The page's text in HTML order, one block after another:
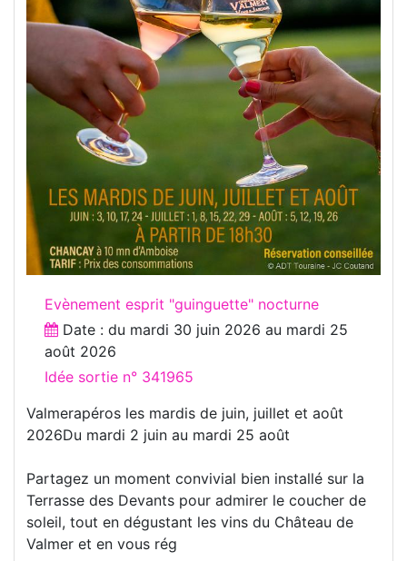
Evènement esprit "guinguette" nocturne
Date : du mardi 30 juin 2026 au mardi 25
août 2026
Idée sortie n° 341965
Valmerapéros les mardis de juin, juillet et août
2026Du mardi 2 juin au mardi 25 août
Partagez un moment convivial bien installé sur la
Terrasse des Devants pour admirer le coucher de
soleil, tout en dégustant les vins du Château de
Valmer et en vous rég